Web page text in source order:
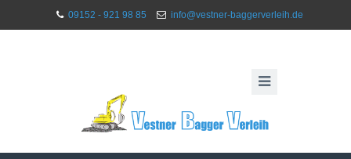
09152 - 921 98 85 info@vestner-baggerverleih.de